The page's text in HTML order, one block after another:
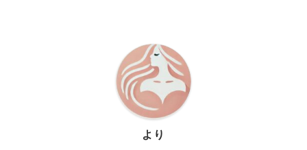
より